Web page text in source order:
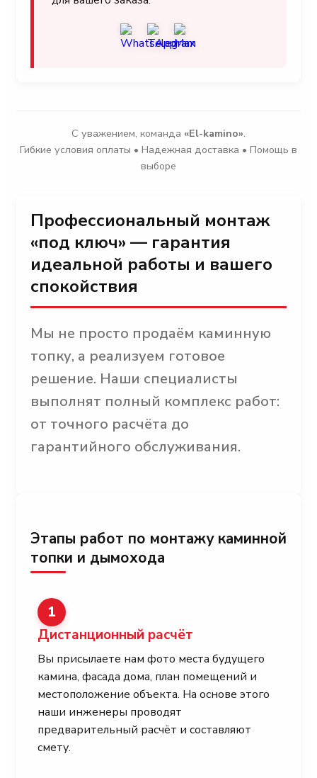
С уважением, команда «El-kamino».
Гибкие условия оплаты • Надежная доставка • Помощь в
выборе
Профессиональный монтаж
«под ключ» — гарантия
идеальной работы и вашего
спокойствия
Мы не просто продаём каминную
топку, а реализуем готовое
решение. Наши специалисты
выполнят полный комплекс работ:
от точного расчёта до
гарантийного обслуживания.
Этапы работ по монтажу каминной
топки и дымохода
1
Дистанционный расчёт
Вы присылаете нам фото места будущего
камина, фасада дома, план помещений и
местоположение объекта. На основе этого
наши инженеры проводят
предварительный расчёт и составляют
смету.